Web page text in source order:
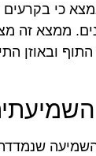
כי בקרעים
ממצא זה
ובאוזן